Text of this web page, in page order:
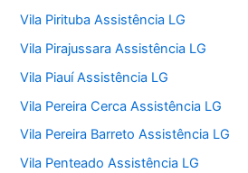
Vila Pirituba Assistência LG
Vila Pirajussara Assistência LG
Vila Piauí Assistência LG
Vila Pereira Cerca Assistência LG
Vila Pereira Barreto Assistência LG
Vila Penteado Assistência LG